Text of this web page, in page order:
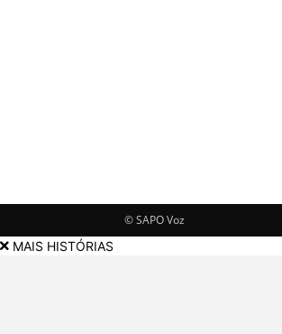
© SAPO Voz
MAIS HISTÓRIAS